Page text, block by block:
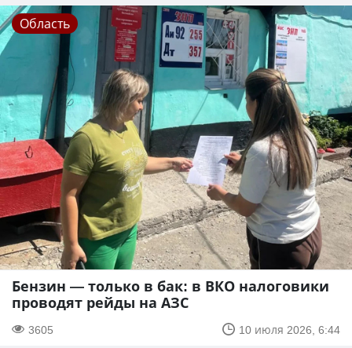
Область
Бензин — только в бак: в ВКО налоговики
проводят рейды на АЗС
3605 10 июля 2026, 6:44